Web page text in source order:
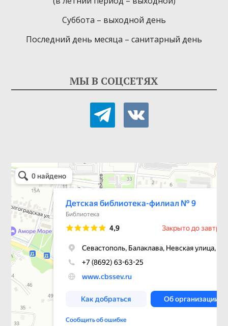
Суббота – выходной день
Последний день месяца – санитарный день
МЫ В СОЦСЕТЯХ
telegram vkontakte
Детская библиотека-филиал № 9
Библиотека в Севастополе